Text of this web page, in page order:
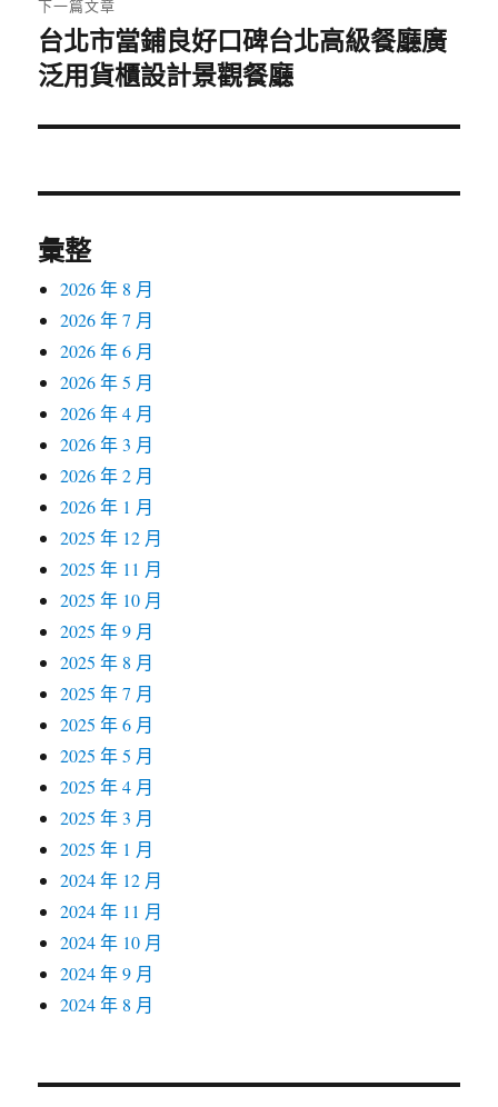
下一篇文章
下
一
文
台北市當鋪良好口碑台北高級餐廳廣
泛用貨櫃設計景觀餐廳
彙整
2026 年 8 月
2026 年 7 月
2026 年 6 月
2026 年 5 月
2026 年 4 月
2026 年 3 月
2026 年 2 月
2026 年 1 月
2025 年 12 月
2025 年 11 月
2025 年 10 月
2025 年 9 月
2025 年 8 月
2025 年 7 月
2025 年 6 月
2025 年 5 月
2025 年 4 月
2025 年 3 月
2025 年 1 月
2024 年 12 月
2024 年 11 月
2024 年 10 月
2024 年 9 月
2024 年 8 月